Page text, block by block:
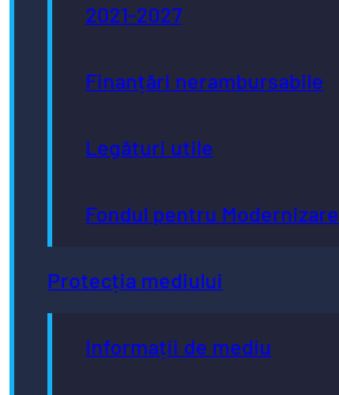
2021-2027
Finanțări nerambursabile
Legături utile
Fondul pentru Modernizare
Protecția mediului
Informații de mediu